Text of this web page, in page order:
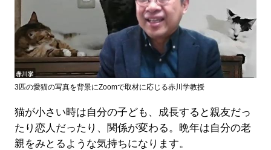
3匹の愛猫の写真を背景にZoomで取材に応じる赤川学教授
猫が小さい時は自分の子ども、成長すると親友だっ
たり恋人だったり、関係が変わる。晩年は自分の老
親をみとるような気持ちになります。